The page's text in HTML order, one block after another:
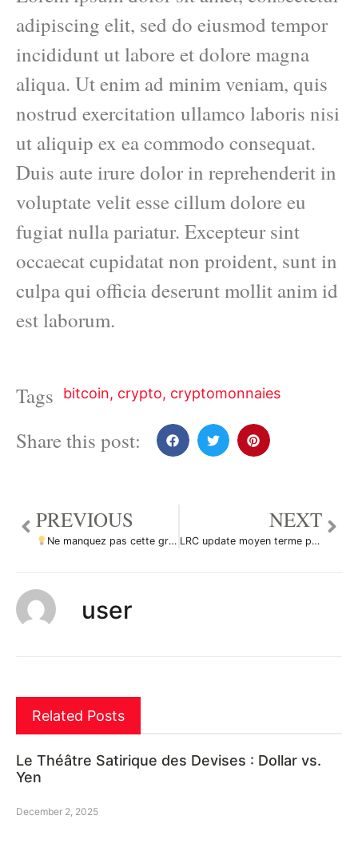
adipiscing elit, sed do eiusmod tempor
incididunt ut labore et dolore magna
aliqua. Ut enim ad minim veniam, quis
nostrud exercitation ullamco laboris nisi
ut aliquip ex ea commodo consequat.
Duis aute irure dolor in reprehenderit in
voluptate velit esse cillum dolore eu
fugiat nulla pariatur. Excepteur sint
occaecat cupidatat non proident, sunt in
culpa qui officia deserunt mollit anim id
est laborum.
Tags bitcoin, crypto, cryptomonnaies
Share this post:
PREVIOUS
Ne manquez pas cette grande opportunité d’achat de NEARUSD par ForecastCity_Francais
NEXT
LRC update moyen terme par gabipet
user
Related Posts
Le Théâtre Satirique des Devises : Dollar vs.
Yen
December 2, 2025